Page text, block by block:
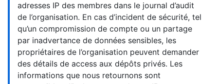
adresses IP des membres dans le journal d’audit
de l’organisation. En cas d’incident de sécurité, tel
qu’un compromission de compte ou un partage
par inadvertance de données sensibles, les
propriétaires de l’organisation peuvent demander
des détails de access aux dépôts privés. Les
informations que nous retournons sont